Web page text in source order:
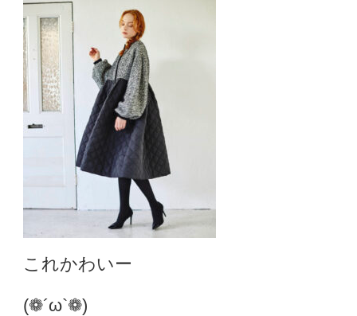
これかわいー
(❁´ω`❁)